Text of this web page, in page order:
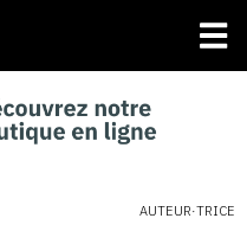
AUTEUR·TRICE